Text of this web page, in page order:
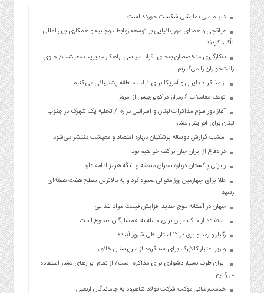
دیپلماسی نمایشی شکست خورده است
عراقچی و همتای موریتانیایی بر توسعه روابط دوجانبه و همکاری بین‌المللی
تأکید کردند
به‌کارگیری متخصصان به‌جای افراد سیاسی، راهکار مدیریت معیشت/ جلوی
رانت‌خواران را می‌گیریم
از مذاکرات ایران و آمریکا برای ثبات منطقه پشتیبانی می کنیم
توقف معاملات ۶ رمزارز در کوین‌بیس از امروز
آغاز دور سوم مذاکرات لبنان و اسرائیل در رم / تخلیه یک شهرک در جنوب
لبنان برای افزایش فشار
امشب گزارش دوساله پزشکیان درباره اقتصاد و معیشت منتشر می‌شود
در دفاع از ایران جان بر کف خواهیم بود
رایزنی پاکستان درباره بحران منطقه و تنگه هرمز ادامه دارد
طلا برای چهارمین روز متوالی صعود کرد و به بالاترین سطح هفت هفته‌ای
رسید
جهان در آستانه موج جدید افزایش قیمت مواد غذایی
استفاده از خاک عراق برای حمله به همسایگان ممنوع است
رگبار و رعد و برق در ۱۲ استان طی ۵ روز آینده
واریز اعتبار کالابرگ برای سه گروه از سرپرستان خانوار
ایران طرف بسیار دشواری برای مذاکره است/ از تمام ابزارهای فشار استفاده
می‌کنیم
خدمت‌رسانی موکب شرکت فولاد شاهرود به جاماندگان اربعین